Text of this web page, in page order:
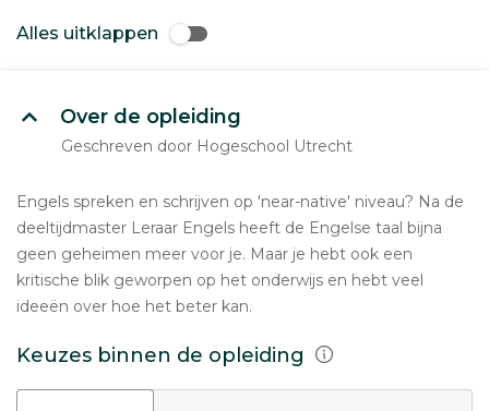
Alles uitklappen
Over de opleiding
Geschreven door Hogeschool Utrecht
Engels spreken en schrijven op 'near-native' niveau? Na de
deeltijdmaster Leraar Engels heeft de Engelse taal bijna
geen geheimen meer voor je. Maar je hebt ook een
kritische blik geworpen op het onderwijs en hebt veel
ideeën over hoe het beter kan.
Keuzes binnen de opleiding